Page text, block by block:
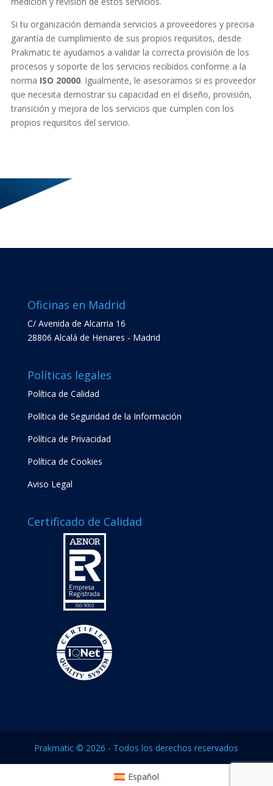
Si tu organización demanda servicios a proveedores y precisa
garantía de cumplimiento de sus propios requisitos, desde
Prakmatic te ayudamos a validar la correcta provisión de los
procesos y soporte de los servicios recibidos conforme a la
norma ISO 20000. Igualmente, le asesoramos si es proveedor
que necesita demostrar su capacidad en el diseño, provisión,
transición y mejora de los servicios que cumplen con los
propios requisitos del servicio.
Oficinas en Madrid
C/ Avenida de Alcarria 16
28806 Alcalá de Henares - Madrid
Políticas legales
Política de Calidad
Política de Seguridad de la Información
Política de Privacidad
Política de Cookies
Aviso Legal
Certificado de Calidad
Prakmatic © 2026 - Todos los derechos reservados
Español